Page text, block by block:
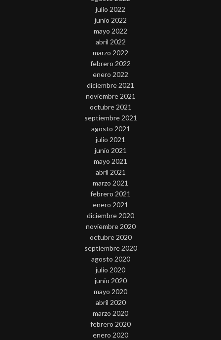
julio 2022
junio 2022
mayo 2022
abril 2022
marzo 2022
febrero 2022
enero 2022
diciembre 2021
noviembre 2021
octubre 2021
septiembre 2021
agosto 2021
julio 2021
junio 2021
mayo 2021
abril 2021
marzo 2021
febrero 2021
enero 2021
diciembre 2020
noviembre 2020
octubre 2020
septiembre 2020
agosto 2020
julio 2020
junio 2020
mayo 2020
abril 2020
marzo 2020
febrero 2020
enero 2020